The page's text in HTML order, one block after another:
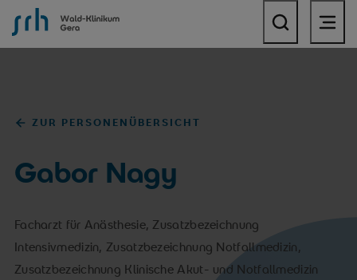
SRH Wald-Klinikum Gera
ZUR PERSONENÜBERSICHT
Gabor Nagy
Facharzt für Anästhesie, Zusatzbezeichnung
Intensivmedizin, Zusatzbezeichnung Notfallmedizin,
Zusatzbezeichnung Klinische Akut- und Notfallmedizin